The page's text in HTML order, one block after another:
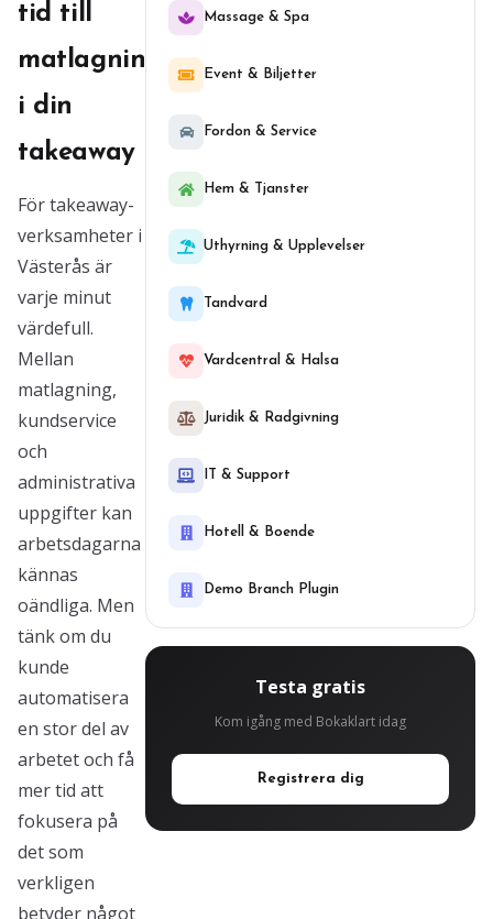
tid till
matlagning
i din
takeaway
För takeaway-
verksamheter i
Västerås är
varje minut
värdefull.
Mellan
matlagning,
kundservice
och
administrativa
uppgifter kan
arbetsdagarna
kännas
oändliga. Men
tänk om du
kunde
automatisera
en stor del av
arbetet och få
mer tid att
fokusera på
det som
verkligen
betyder något
Massage & Spa
Event & Biljetter
Fordon & Service
Hem & Tjanster
Uthyrning & Upplevelser
Tandvard
Vardcentral & Halsa
Juridik & Radgivning
IT & Support
Hotell & Boende
Demo Branch Plugin
Testa gratis
Kom igång med Bokaklart idag
Registrera dig